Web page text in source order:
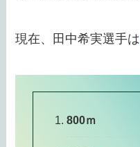
現在、田中希実選手は
800ｍ